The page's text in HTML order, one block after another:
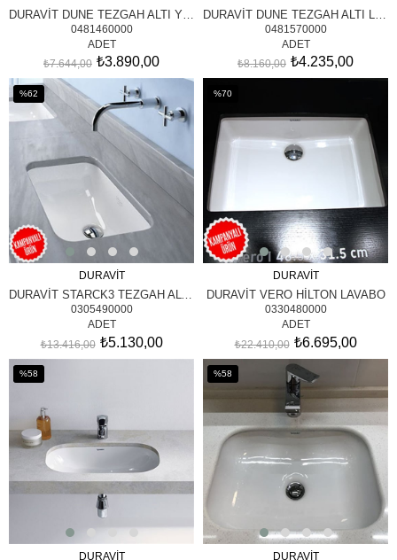
0481460000
ADET
₺3.890,00
₺7.644,00
0481570000
ADET
₺4.235,00
₺8.160,00
SEPETE EKLE
%62
İndirim
DURAVİT
DURAVİT STARCK3 TEZGAH ALTI LAVABOSU
0305490000
ADET
₺5.130,00
₺13.416,00
SEPETE EKLE
%70
%70İndirim
DURAVİT
DURAVİT VERO HİLTON LAVABO
0330480000
ADET
₺6.695,00
₺22.410,00
%58
%58İndirim
DURAVİT
%58
DURAVİT